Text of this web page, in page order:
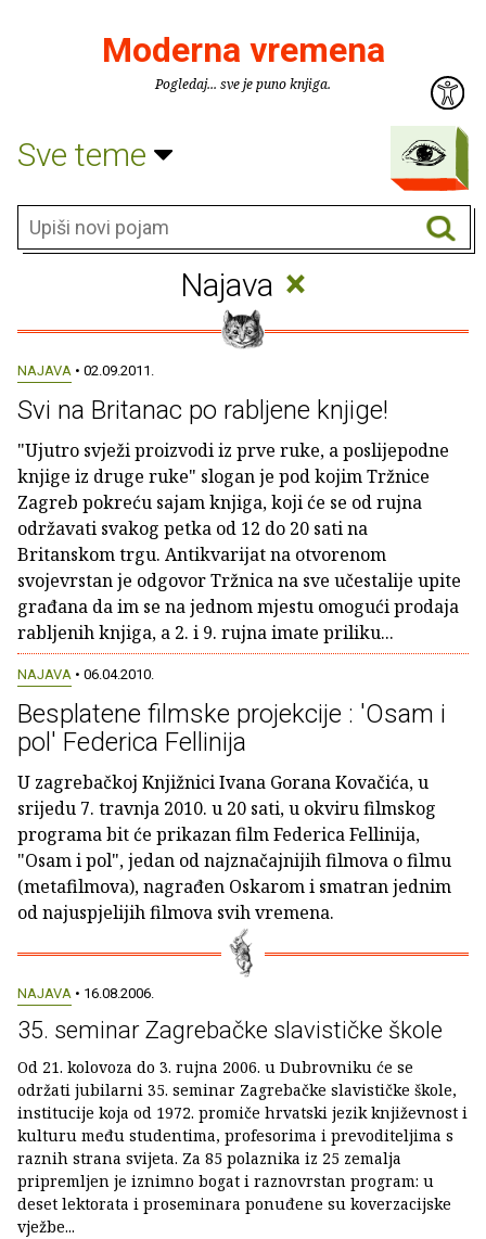
Moderna vremena
Pogledaj... sve je puno knjiga.
Sve teme
Najava ×
NAJAVA • 02.09.2011.
Svi na Britanac po rabljene knjige!
"Ujutro svježi proizvodi iz prve ruke, a poslijepodne
knjige iz druge ruke" slogan je pod kojim Tržnice
Zagreb pokreću sajam knjiga, koji će se od rujna
održavati svakog petka od 12 do 20 sati na
Britanskom trgu. Antikvarijat na otvorenom
svojevrstan je odgovor Tržnica na sve učestalije upite
građana da im se na jednom mjestu omogući prodaja
rabljenih knjiga, a 2. i 9. rujna imate priliku...
NAJAVA • 06.04.2010.
Besplatene filmske projekcije : 'Osam i
pol' Federica Fellinija
U zagrebačkoj Knjižnici Ivana Gorana Kovačića, u
srijedu 7. travnja 2010. u 20 sati, u okviru filmskog
programa bit će prikazan film Federica Fellinija,
"Osam i pol", jedan od najznačajnijih filmova o filmu
(metafilmova), nagrađen Oskarom i smatran jednim
od najuspjelijih filmova svih vremena.
NAJAVA • 16.08.2006.
35. seminar Zagrebačke slavističke škole
Od 21. kolovoza do 3. rujna 2006. u Dubrovniku će se
održati jubilarni 35. seminar Zagrebačke slavističke škole,
institucije koja od 1972. promiče hrvatski jezik književnost i
kulturu među studentima, profesorima i prevoditeljima s
raznih strana svijeta. Za 85 polaznika iz 25 zemalja
pripremljen je iznimno bogat i raznovrstan program: u
deset lektorata i proseminara ponuđene su koverzacijske
vježbe...